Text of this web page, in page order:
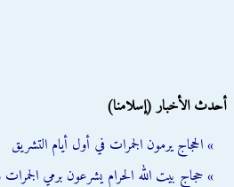
أحدث الأخبار (إسلامنا)
» الحجاج يرمون الجمرات في أول أيام التشريق
» حجاج بيت الله الحرام يشرعون برمي